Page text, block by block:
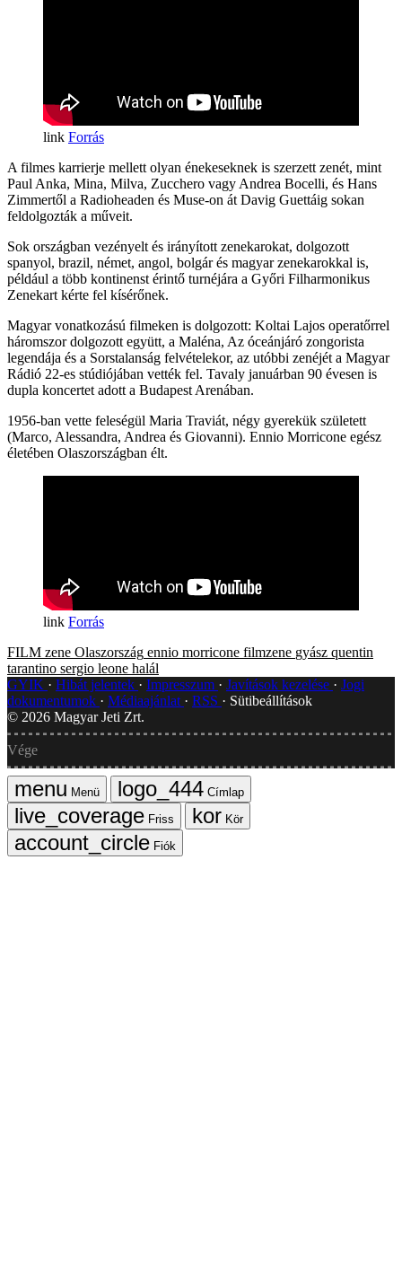
Forrás
A filmes karrierje mellett olyan énekeseknek is szerzett zenét, mint
Paul Anka, Mina, Milva, Zucchero vagy Andrea Bocelli, és Hans
Zimmertől a Radioheaden és Muse-on át Davig Guettáig sokan
feldolgozták a műveit.
Sok országban vezényelt és irányított zenekarokat, dolgozott
spanyol, brazil, német, angol, bolgár és magyar zenekarokkal is,
például a több kontinenst érintő turnéjára a Győri Filharmonikus
Zenekart kérte fel kísérőnek.
Magyar vonatkozású filmeken is dolgozott: Koltai Lajos operatőrrel
háromszor dolgozott együtt, a Maléna, Az óceánjáró zongorista
legendája és a Sorstalanság felvételekor, az utóbbi zenéjét a Magyar
Rádió 22-es stúdiójában vették fel. Tavaly januárban 90 évesen is
dupla koncertet adott a Budapest Arenában.
1956-ban vette feleségül Maria Traviát, négy gyerekük született
(Marco, Alessandra, Andrea és Giovanni). Ennio Morricone egész
életében Olaszországban élt.
Forrás
FILM zene Olaszország ennio morricone filmzene gyász quentin
tarantino sergio leone halál
GYIK
Hibát jelentek Impresszum Javítások kezelése
Jogi
dokumentumok
Médiaajánlat RSS
Sütibeállítások
© 2026 Magyar Jeti Zrt.
Vége
Menü
Címlap
Friss
Kör
Fiók